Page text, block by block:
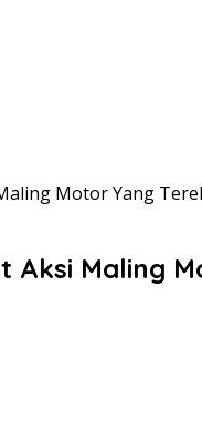
Motor Yang
Maling